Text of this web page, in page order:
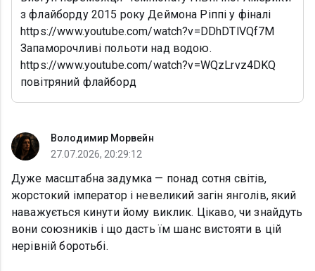
з флайборду 2015 року Деймона Ріппі у фіналі
https://www.youtube.com/watch?v=DDhDTlVQf7M
Запаморочливі польоти над водою.
https://www.youtube.com/watch?v=WQzLrvz4DKQ
повітряний флайборд
Володимир Морвейн
27.07.2026, 20:29:12
Дуже масштабна задумка — понад сотня світів,
жорстокий імператор і невеликий загін янголів, який
наважується кинути йому виклик. Цікаво, чи знайдуть
вони союзників і що дасть їм шанс вистояти в цій
нерівній боротьбі.